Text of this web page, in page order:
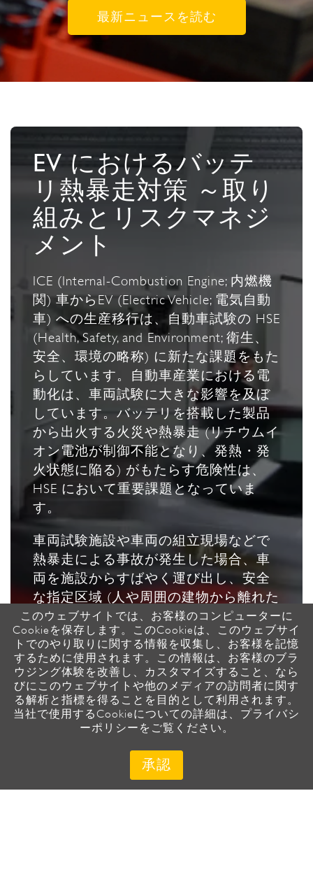
このウェブサイトでは、お客様のコンピューターに
Cookieを保存します。このCookieは、このウェブサイ
トでのやり取りに関する情報を収集し、お客様を記憶
するために使用されます。この情報は、お客様のブラ
ウジング体験を改善し、カスタマイズすること、なら
びにこのウェブサイトや他のメディアの訪問者に関す
る解析と指標を得ることを目的として利用されます。
当社で使用するCookieについての詳細は、プライバシ
ーポリシーをご覧ください。
承認
最新ニュースを読む
EV におけるバッテ
リ熱暴走対策 ～取り
組みとリスクマネジ
メント
ICE (Internal-Combustion Engine; 内燃機
関) 車からEV (Electric Vehicle; 電気自動
車) への生産移行は、自動車試験の HSE
(Health, Safety, and Environment; 衛生、
安全、環境の略称) に新たな課題をもた
らしています。自動車産業における電
動化は、車両試験に大きな影響を及ぼ
しています。バッテリを搭載した製品
から出火する火災や熱暴走 (リチウムイ
オン電池が制御不能となり、発熱・発
火状態に陥る) がもたらす危険性は、
HSE において重要課題となっていま
す。
車両試験施設や車両の組立現場などで
熱暴走による事故が発生した場合、車
両を施設からすばやく運び出し、安全
な指定区域 (人や周囲の建物から離れた
場所、プールや防爆室など) に移動させ
る必要があります。こうした状況下で
は、ビークルムーバー（車両運搬機）
が役に立ちます。
詳細はこちら